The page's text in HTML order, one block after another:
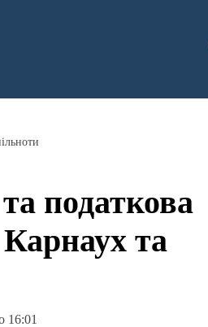
податкова
Карнаух та
16:01